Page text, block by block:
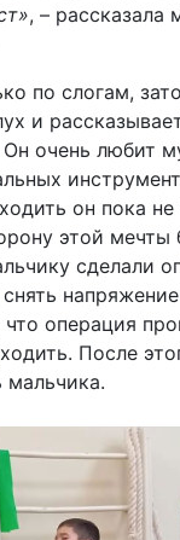
, – рассказала
по слогам,
и
очень любит
он пока
этой мечты
сделали
операция
После
мальчика.